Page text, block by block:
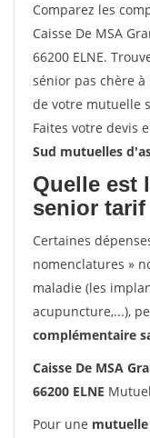
Comparez les
Caisse De MSA
66200 ELNE.
sénior pas chère
de votre mutuelle
Faites votre devis
Sud mutuelles
Quelle est
senior tarif
Certaines
nomenclatures »
maladie (les
acupuncture,...),
complémentaire
Caisse De MSA
66200 ELNE
Pour une